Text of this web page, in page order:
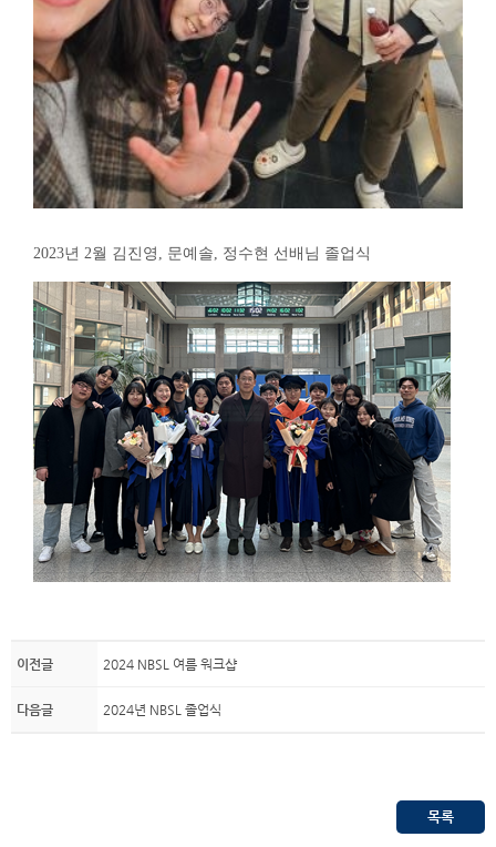
2023년 2월 김진영, 문예솔, 정수현 선배님 졸업식
이전글 2024 NBSL 여름 워크샵
다음글 2024년 NBSL 졸업식
목록